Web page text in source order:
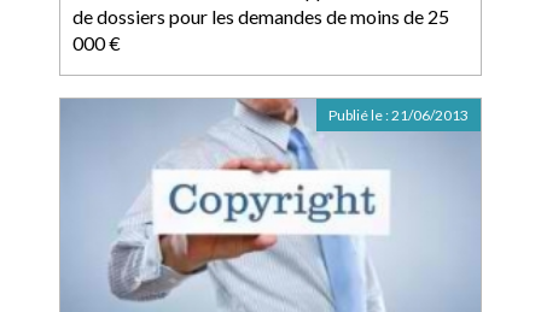
de dossiers pour les demandes de moins de 25
000 €
Publié le :21/06/2013